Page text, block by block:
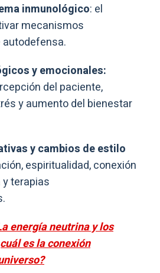
inmunológico: el
mecanismos
y emocionales:
del paciente,
y aumento del bienestar
y cambios de estilo
espiritualidad, conexión
terapias
energía neutrina y los
es la conexión